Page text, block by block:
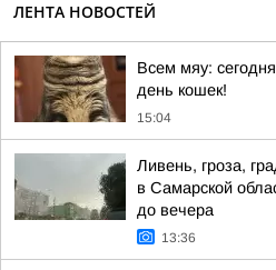
ЛЕНТА НОВОСТЕЙ
Всем мяу:
день кошек!
15:04
Ливень, гроза,
в Самарской
до вечера
13:36